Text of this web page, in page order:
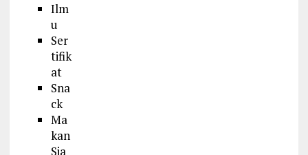
Ilm
u
Ser
tifik
at
Sna
ck
Ma
kan
Sia